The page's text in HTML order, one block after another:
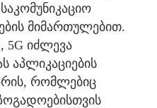
მიმართულებით.
5G იძლევა
აპლიკაციების
რომლებიც